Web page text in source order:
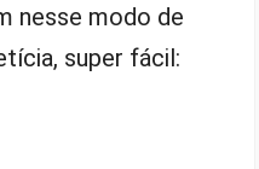
nesse modo de
super fácil: